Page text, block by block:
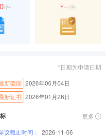
/件 ¥--/件
*日期为申请日期
新驳回 2026年06月04日
新证书 2026年01月26日
更多
议截止时间： 2026-11-06